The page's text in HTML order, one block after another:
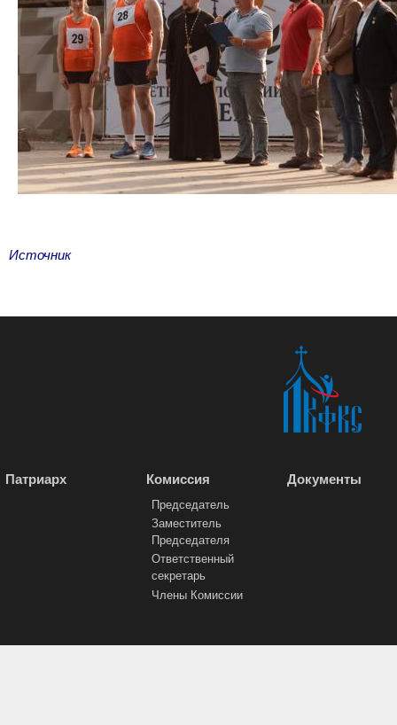
Источник
Патриарх Комиссия
Председатель
Заместитель
Председателя
Ответственный
секретарь
Члены Комиссии
Документы